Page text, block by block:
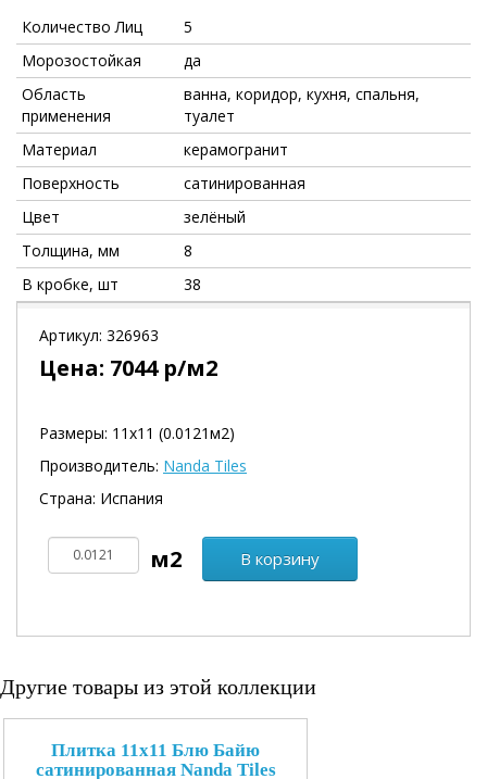
Количество Лиц
5
Морозостойкая
да
Область
применения
ванна, коридор, кухня, спальня,
туалет
Материал
керамогранит
Поверхность
сатинированная
Цвет
зелёный
Толщина, мм
8
В кробке, шт
38
Артикул: 326963
Цена: 7044р/м2
Размеры: 11х11 (0.0121м2)
Производитель: Nanda Tiles
Страна: Испания
В корзину
Другие товары из этой коллекции
Плитка 11x11 Блю Байю
сатинированная Nanda Tiles